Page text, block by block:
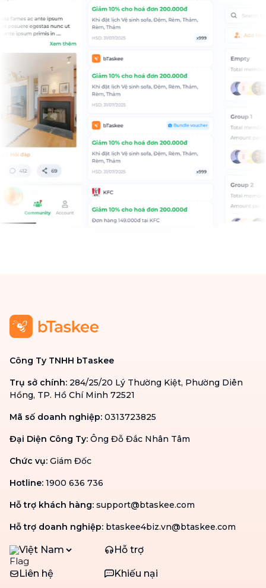
Công Ty TNHH bTaskee
Trụ sở chính: 284/25/20 Lý Thường Kiệt, Phường Diên
Hồng, TP. Hồ Chí Minh 72521
Mã số doanh nghiệp: 0313723825
Đại Diện Công Ty: Ông Đỗ Đắc Nhân Tâm
Chức vụ: Giám Đốc
Hotline: 1900 636 736
Hỗ trợ khách hàng: support@btaskee.com
Hỗ trợ doanh nghiệp: btaskee4biz.vn@btaskee.com
Việt Nam Hỗ trợ
Liên hệ Khiếu nại